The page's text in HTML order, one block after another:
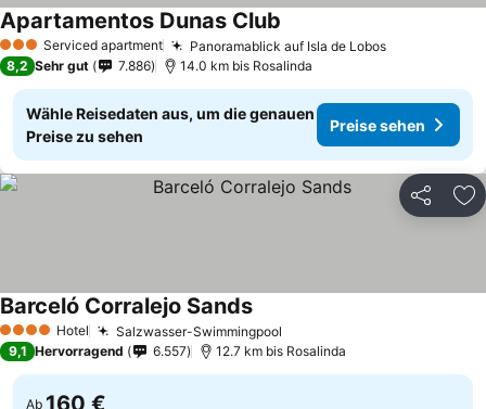
3 SterneServiced apartment Panoramablick auf Isla de Lobos
Apartamentos Dunas Club
8,2 Sehr gut 7.886 14.0 km bis Rosalinda
Wähle Reisedaten aus, um die genauen
Preise zu sehen
Preise sehen
Teilen
4 Sterne Hotel Salzwasser-Swimmingpool
Barceló Corralejo Sands
9,1 Hervorragend 6.557 12.7 km bis Rosalinda
Ab 160 €